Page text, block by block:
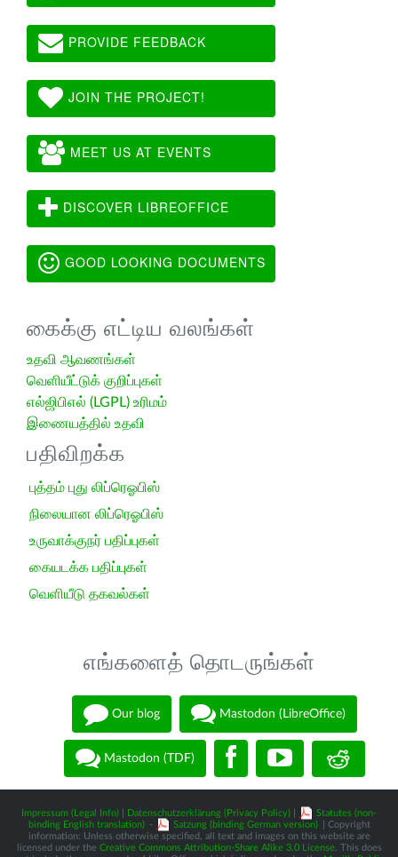
PROVIDE FEEDBACK
JOIN THE PROJECT!
MEET US AT EVENTS
DISCOVER LIBREOFFICE
GOOD LOOKING DOCUMENTS
கைக்கு எட்டிய வலங்கள்
உதவி ஆவணங்கள்
வெளியீட்டுக் குறிப்புகள்
எல்ஜிபிஎல் (LGPL) உரிமம்
இணையத்தில் உதவி
பதிவிறக்க
புத்தம் புது லிப்ரெஓபிஸ்
நிலையான லிப்ரெஓபிஸ்
உருவாக்குநர் பதிப்புகள்
கையடக்க பதிப்புகள்
வெளியீடு தகவல்கள்
எங்களைத் தொடருங்கள்
Our blog Mastodon (LibreOffice)
Mastodon (TDF)
Impressum (Legal Info) Datenschutzerklärung (Privacy Policy)
Statutes (non-
binding English translation) - Satzung (binding German version)
| Copyright
information: Unless otherwise specified, all text and images on this website are
licensed under the Creative Commons Attribution-Share Alike 3.0 License. This does